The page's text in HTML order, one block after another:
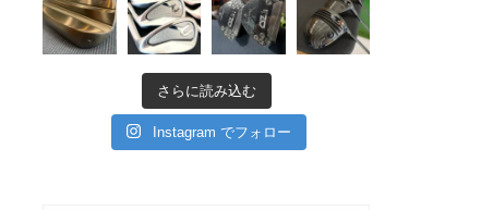
さらに読み込む
Instagram でフォロー